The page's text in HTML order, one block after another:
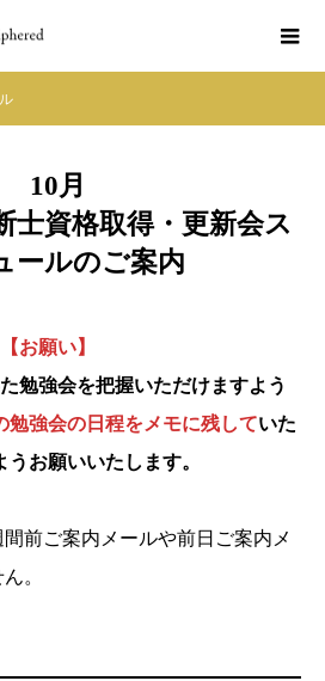
10月
士資格取得・更新会ス
ールのご案内
【お願い】
勉強会を把握いただけますよう
勉強会の日程をメモに残していた
うお願いいたします。
前ご案内メールや前日ご案内メ
。